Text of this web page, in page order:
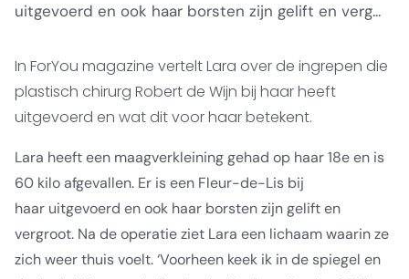
uitgevoerd en ook haar borsten zijn gelift en verg...
In ForYou magazine vertelt Lara over de ingrepen die
plastisch chirurg Robert de Wijn bij haar heeft
uitgevoerd en wat dit voor haar betekent.
Lara heeft een maagverkleining gehad op haar 18e en is
60 kilo afgevallen. Er is een Fleur-de-Lis bij
haar uitgevoerd en ook haar borsten zijn gelift en
vergroot. Na de operatie ziet Lara een lichaam waarin ze
zich weer thuis voelt. ‘Voorheen keek ik in de spiegel en